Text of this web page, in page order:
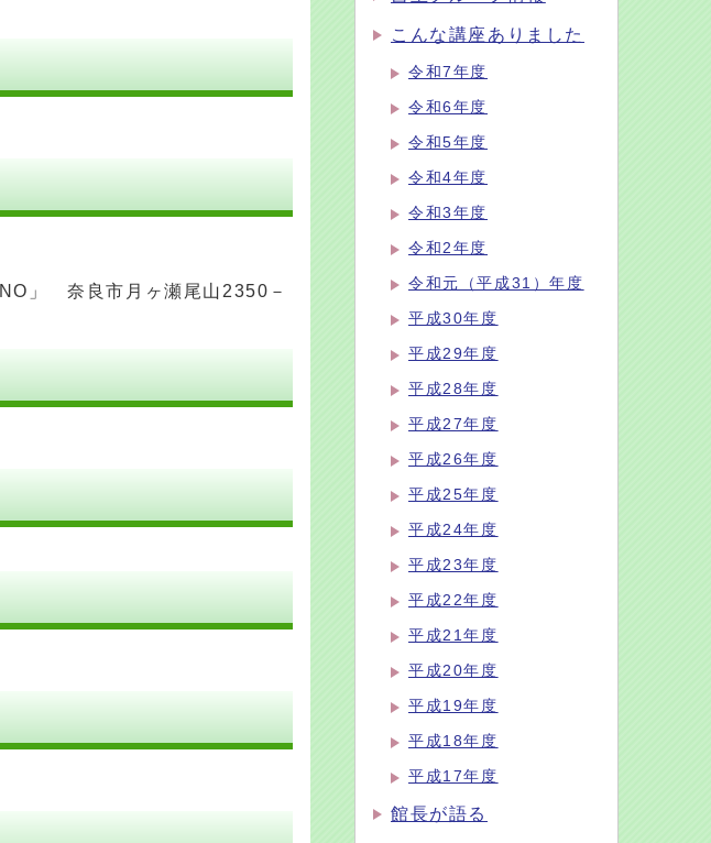
」 奈良市月ヶ瀬尾山2350－
こんな講座ありました
令和7年度
令和6年度
令和5年度
令和4年度
令和3年度
令和2年度
令和元（平成31）年度
平成30年度
平成29年度
平成28年度
平成27年度
平成26年度
平成25年度
平成24年度
平成23年度
平成22年度
平成21年度
平成20年度
平成19年度
平成18年度
平成17年度
館長が語る